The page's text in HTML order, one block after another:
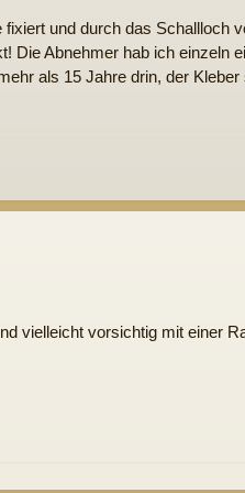
und durch das Schallloch
Die Abnehmer hab ich einzeln
als 15 Jahre drin, der Kleber
vielleicht vorsichtig mit einer